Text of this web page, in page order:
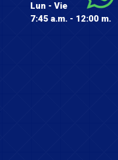
Lun - Vie
7:45 a.m. - 12:00 m.